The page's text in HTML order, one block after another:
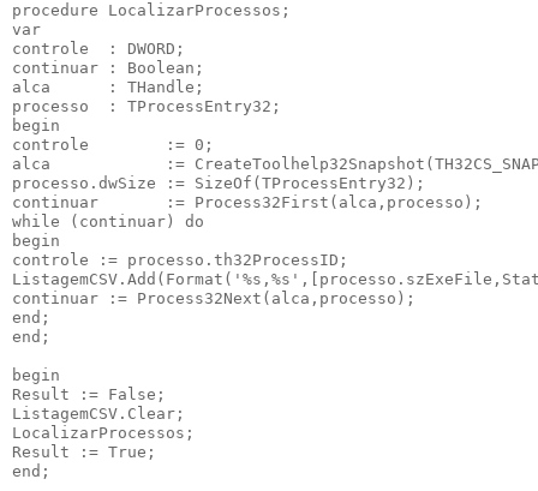
procedure LocalizarProcessos;
var
controle  : DWORD;
continuar : Boolean;
alca      : THandle;
processo  : TProcessEntry32;
begin
controle        := 0;
alca            :=
processo.dwSize := SizeOf(TProcessEntry32);
continuar       := Process32First(alca,processo);
while (continuar) do
begin
controle := processo.th32ProcessID;
continuar := Process32Next(alca,processo);
end;
end;
begin
Result := False;
ListagemCSV.Clear;
LocalizarProcessos;
Result := True;
end;